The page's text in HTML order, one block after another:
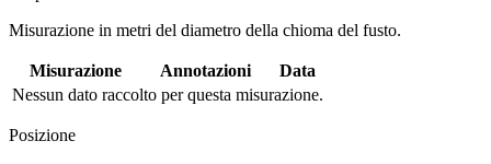
Misurazione in metri del diametro della chioma del fusto.
Misurazione Annotazioni
Data
Nessun dato raccolto per questa misurazione.
Posizione